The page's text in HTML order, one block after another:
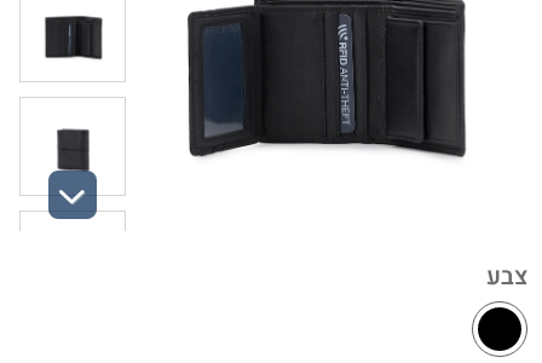
צבע
Next